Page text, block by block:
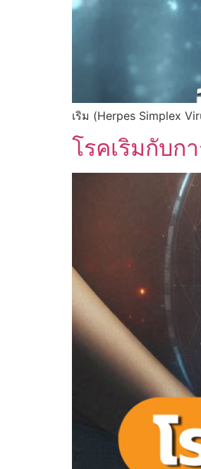
เริม (Herpes Simplex
โรคเริมกับก